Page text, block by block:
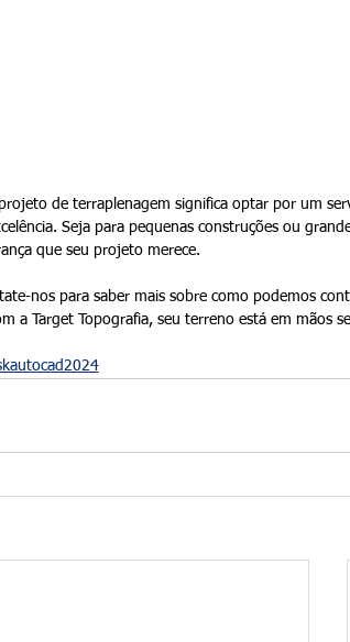
de terraplenagem significa optar por um
Seja para pequenas construções ou
que seu projeto merece.
nos para saber mais sobre como podemos
a Target Topografia, seu terreno está em mãos